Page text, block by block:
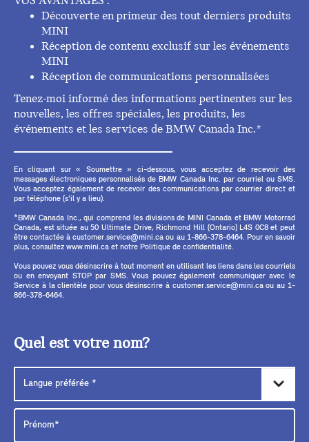
Découverte en primeur des tout derniers produits
MINI
Réception de contenu exclusif sur les événements
MINI
Réception de communications personnalisées
Tenez-moi informé des informations pertinentes sur les
nouvelles, les offres spéciales, les produits, les
événements et les services de BMW Canada Inc.*
En cliquant sur « Soumettre » ci-dessous, vous acceptez de recevoir des
messages électroniques personnalisés de BMW Canada Inc. par courriel ou SMS.
Vous acceptez également de recevoir des communications par courrier direct et
par téléphone (s'il y a lieu).
*BMW Canada Inc., qui comprend les divisions de MINI Canada et BMW Motorrad
Canada, est située au 50 Ultimate Drive, Richmond Hill (Ontario) L4S 0C8 et peut
être contactée à customer.service@mini.ca ou au 1-866-378-6464. Pour en savoir
plus, consultez www.mini.ca et notre Politique de confidentialité.
Vous pouvez vous désinscrire à tout moment en utilisant les liens dans les courriels
ou en envoyant STOP par SMS. Vous pouvez également communiquer avec le
Service à la clientèle pour vous désinscrire à customer.service@mini.ca ou au 1-
866-378-6464.
Quel est votre nom?